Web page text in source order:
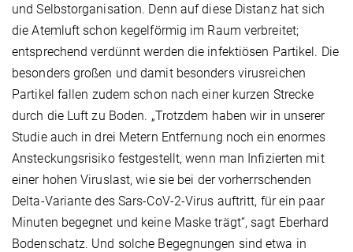
und Selbstorganisation. Denn auf diese Distanz hat sich
die Atemluft schon kegelförmig im Raum verbreitet;
entsprechend verdünnt werden die infektiösen Partikel. Die
besonders großen und damit besonders virusreichen
Partikel fallen zudem schon nach einer kurzen Strecke
durch die Luft zu Boden. „Trotzdem haben wir in unserer
Studie auch in drei Metern Entfernung noch ein enormes
Ansteckungsrisiko festgestellt, wenn man Infizierten mit
einer hohen Viruslast, wie sie bei der vorherrschenden
Delta-Variante des Sars-CoV-2-Virus auftritt, für ein paar
Minuten begegnet und keine Maske trägt“, sagt Eberhard
Bodenschatz. Und solche Begegnungen sind etwa in